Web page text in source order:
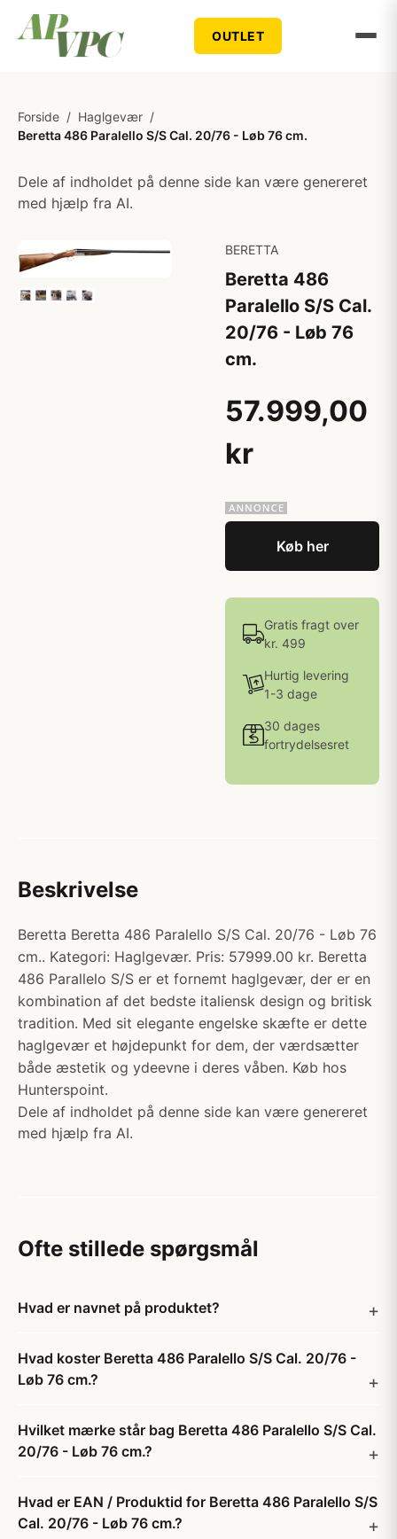
OUTLET
Forside / Haglgevær /
Beretta 486 Paralello S/S Cal. 20/76 - Løb 76 cm.
Dele af indholdet på denne side kan være genereret
med hjælp fra AI.
BERETTA
Beretta 486
Paralello S/S Cal.
20/76 - Løb 76
cm.
57.999,00
kr
Køb her
Gratis fragt over
kr. 499
Hurtig levering
1-3 dage
30 dages
fortrydelsesret
Beskrivelse
Beretta Beretta 486 Paralello S/S Cal. 20/76 - Løb 76
cm.. Kategori: Haglgevær. Pris: 57999.00 kr. Beretta
486 Parallelo S/S er et fornemt haglgevær, der er en
kombination af det bedste italiensk design og britisk
tradition. Med sit elegante engelske skæfte er dette
haglgevær et højdepunkt for dem, der værdsætter
både æstetik og ydeevne i deres våben. Køb hos
Hunterspoint.
Dele af indholdet på denne side kan være genereret
med hjælp fra AI.
Ofte stillede spørgsmål
Hvad er navnet på produktet?
Hvad koster Beretta 486 Paralello S/S Cal. 20/76 -
Løb 76 cm.?
Hvilket mærke står bag Beretta 486 Paralello S/S Cal.
20/76 - Løb 76 cm.?
Hvad er EAN / Produktid for Beretta 486 Paralello S/S
Cal. 20/76 - Løb 76 cm.?